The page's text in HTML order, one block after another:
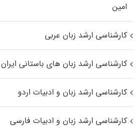
اﻣﻴﻦ
کارشناسی ارشد زبان عربی
کارشناسی ارشد زبان‌ های باستانی ایران
کارشناسی ارشد زبان و ادبیات اردو
کارشناسی ارشد زبان و ادبیات فارسی